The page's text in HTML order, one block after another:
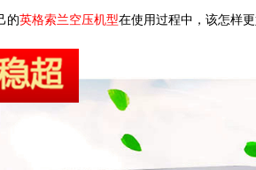
的英格索兰空压机型在使用过程中，该怎样